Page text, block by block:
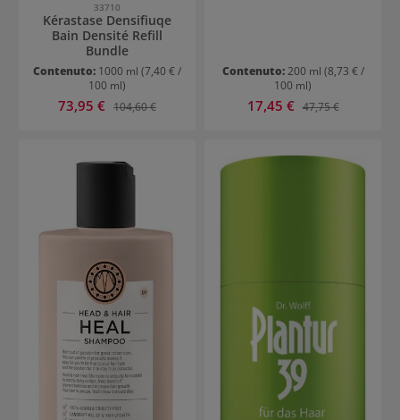
33710
Kérastase Densifiuqe
Bain Densité Refill
Bundle
Contenuto: 1000 ml (7,40 € /
100 ml)
Prezzo di vendita:
73,95 € Prezzo normale:
104,60 €
Contenuto:200 ml (8,73 € /
100 ml)
Prezzo di vendita:
17,45 € Prezzo normale:
47,75 €